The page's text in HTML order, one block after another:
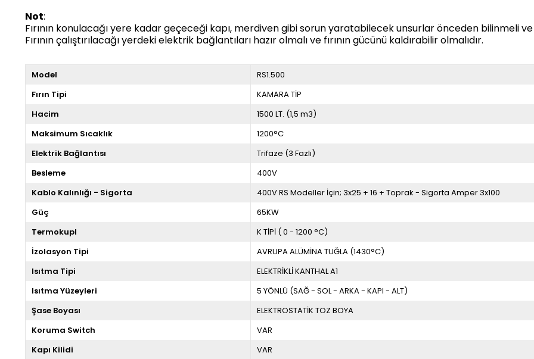
Not:
Fırının konulacağı yere kadar geçeceği kapı, merdiven gibi sorun yaratabilecek unsurlar önceden bilinmeli ve
Fırının çalıştırılacağı yerdeki elektrik bağlantıları hazır olmalı ve fırının gücünü kaldırabilir olmalıdır.
Model
RS1.500
Fırın Tipi
KAMARA TİP
Hacim
1500 LT. (1,5 m3)
Maksimum Sıcaklık
1200°C
Elektrik Bağlantısı
Trifaze (3 Fazlı)
Besleme
400V
Kablo Kalınlığı - Sigorta
400V RS Modeller İçin; 3x25 + 16 + Toprak - Sigorta Amper 3x100
Güç
65KW
Termokupl
K TİPİ ( 0 - 1200 °C)
İzolasyon Tipi
AVRUPA ALÜMİNA TUĞLA (1430°C)
Isıtma Tipi
ELEKTRİKLİ KANTHAL A1
Isıtma Yüzeyleri
5 YÖNLÜ (SAĞ - SOL - ARKA - KAPI - ALT)
Şase Boyası
ELEKTROSTATİK TOZ BOYA
Koruma Switch
VAR
Kapı Kilidi
VAR